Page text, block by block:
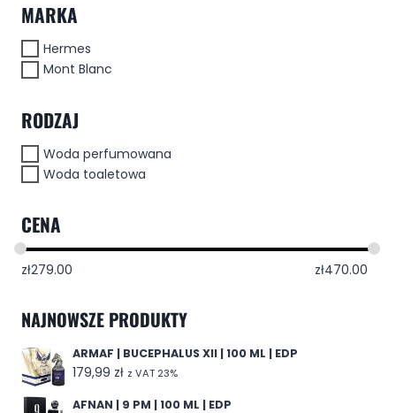
MARKA
Hermes
Mont Blanc
RODZAJ
Woda perfumowana
Woda toaletowa
CENA
zł279.00 zł470.00
NAJNOWSZE PRODUKTY
ARMAF | BUCEPHALUS XII | 100 ML | EDP
179,99 zł z VAT 23%
AFNAN | 9 PM | 100 ML | EDP